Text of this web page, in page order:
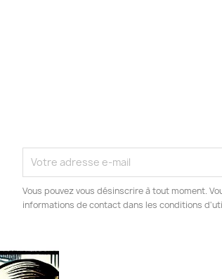
Vous pouvez vous désinscrire à tout moment.
informations de contact dans les conditions